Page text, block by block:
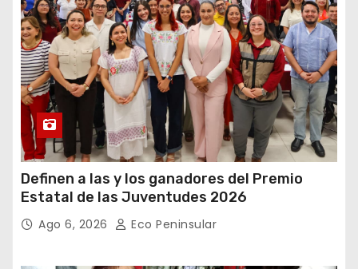
Definen a las y los ganadores del Premio
Estatal de las Juventudes 2026
Ago 6, 2026 Eco Peninsular